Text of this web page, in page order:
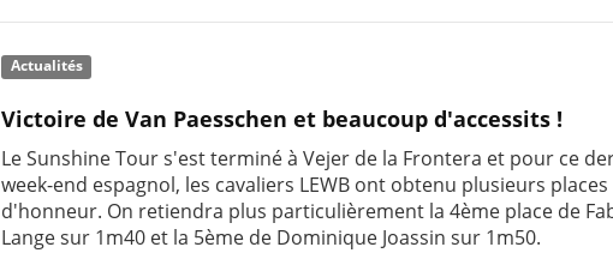
Actualités
Victoire de Van Paesschen et beaucoup d'accessits !
Le Sunshine Tour s'est terminé à Vejer de la Frontera et pour ce
week-end espagnol, les cavaliers LEWB ont obtenu plusieurs places
d'honneur. On retiendra plus particulièrement la 4ème place de
Lange sur 1m40 et la 5ème de Dominique Joassin sur 1m50.